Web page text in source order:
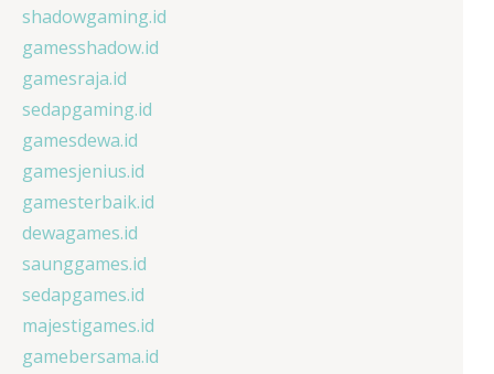
shadowgaming.id
gamesshadow.id
gamesraja.id
sedapgaming.id
gamesdewa.id
gamesjenius.id
gamesterbaik.id
dewagames.id
saunggames.id
sedapgames.id
majestigames.id
gamebersama.id